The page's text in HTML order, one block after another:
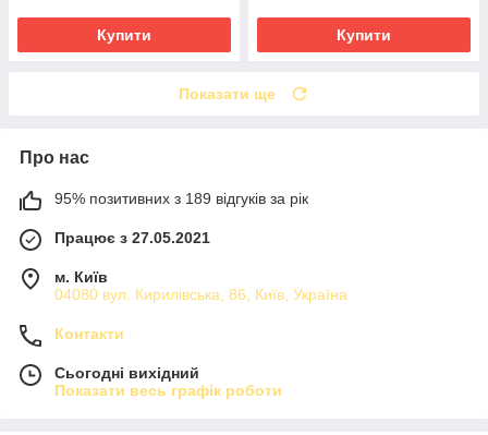
Купити Купити
Показати ще
Про нас
95% позитивних з 189 відгуків за рік
Працює з 27.05.2021
м. Київ
04080 вул. Кирилівська, 86, Київ, Україна
Контакти
Сьогодні вихідний
Показати весь графік роботи